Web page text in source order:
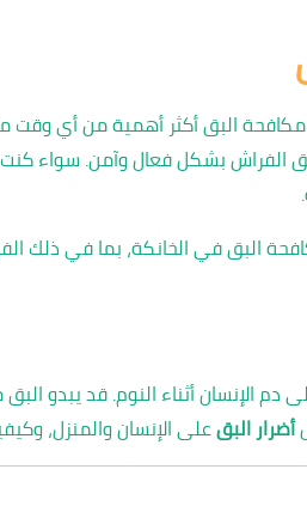
مكافحة البق أكثر أهمية من أي وقت
الفراش بشكل فعال وآمن. سواء
في الخانكة، بما في ذلك
الإنسان أثناء النوم. قد يبدو البق
أضرار البقعلى الإنسان والمنزل،